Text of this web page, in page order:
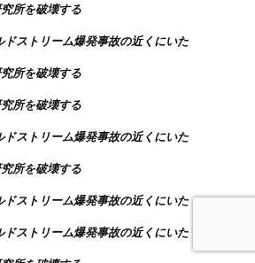
所を破壊する
ドストリーム爆発事故の近くにいた
所を破壊する
所を破壊する
ドストリーム爆発事故の近くにいた
所を破壊する
ドストリーム爆発事故の近くにいた
ドストリーム爆発事故の近くにいた